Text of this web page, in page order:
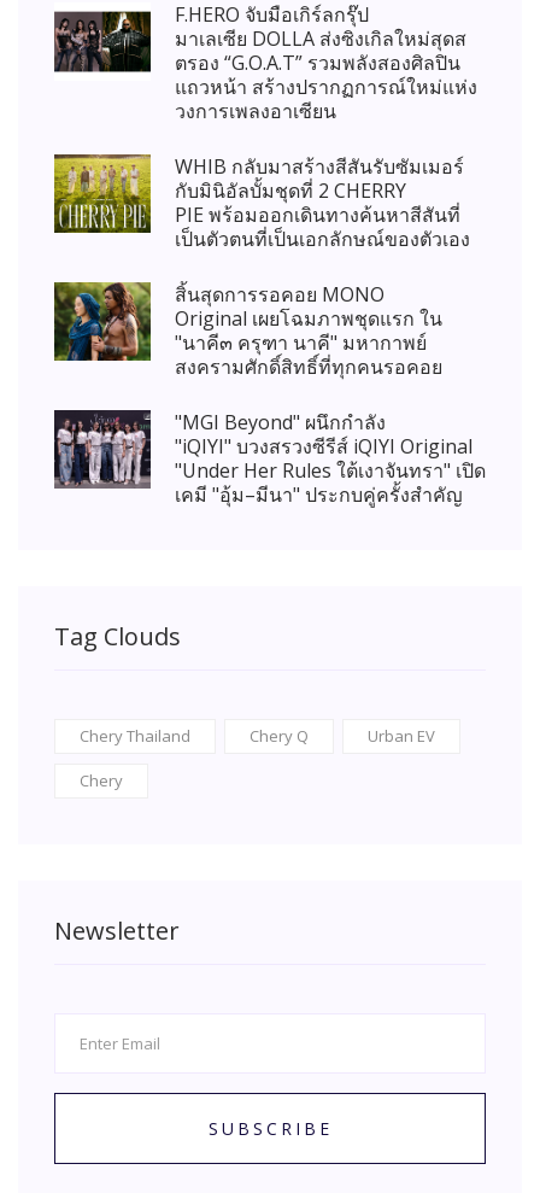
F.HERO จับมือเกิร์ลกรุ๊ป
มาเลเซีย DOLLA ส่งซิงเกิลใหม่สุดส
ตรอง “G.O.A.T” รวมพลังสองศิลปิน
แถวหน้า สร้างปรากฏการณ์ใหม่แห่ง
วงการเพลงอาเซียน
WHIB กลับมาสร้างสีสันรับซัมเมอร์
กับมินิอัลบั้มชุดที่ 2 CHERRY
PIE พร้อมออกเดินทางค้นหาสีสันที่
เป็นตัวตนที่เป็นเอกลักษณ์ของตัวเอง
สิ้นสุดการรอคอย MONO
Original เผยโฉมภาพชุดแรก ใน
"นาคี๓ ครุฑา นาคี" มหากาพย์
สงครามศักดิ์สิทธิ์ที่ทุกคนรอคอย
"MGI Beyond" ผนึกกำลัง
"iQIYI" บวงสรวงซีรีส์ iQIYI Original
"Under Her Rules ใต้เงาจันทรา" เปิด
เคมี "อุ้ม–มีนา" ประกบคู่ครั้งสำคัญ
Tag Clouds
Chery Thailand Chery Q Urban EV
Chery
Newsletter
SUBSCRIBE